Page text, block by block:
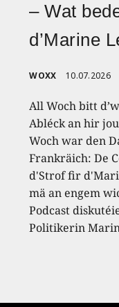
– Wat
d’Marine
WOXX 10.07.2026
All Woch bitt
Abléck an hir
Woch war den
Frankräich: De
d'Strof fir
mä an engem
Podcast
Politikerin